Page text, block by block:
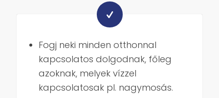
Fogj neki minden otthonnal
kapcsolatos dolgodnak, főleg
azoknak, melyek vízzel
kapcsolatosak pl. nagymosás.